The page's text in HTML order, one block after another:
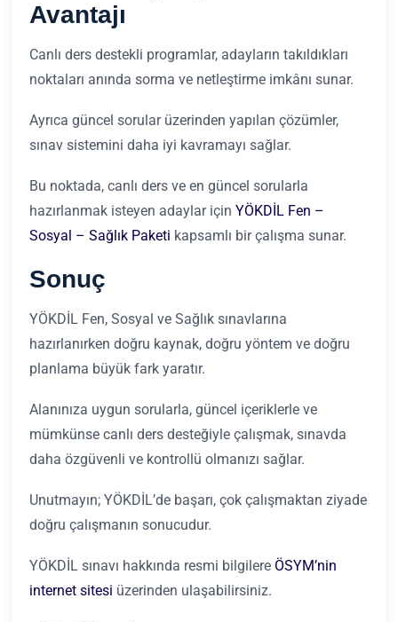
Avantajı
Canlı ders destekli programlar, adayların takıldıkları
noktaları anında sorma ve netleştirme imkânı sunar.
Ayrıca güncel sorular üzerinden yapılan çözümler,
sınav sistemini daha iyi kavramayı sağlar.
Bu noktada, canlı ders ve en güncel sorularla
hazırlanmak isteyen adaylar için YÖKDİL Fen –
Sosyal – Sağlık Paketi kapsamlı bir çalışma sunar.
Sonuç
YÖKDİL Fen, Sosyal ve Sağlık sınavlarına
hazırlanırken doğru kaynak, doğru yöntem ve doğru
planlama büyük fark yaratır.
Alanınıza uygun sorularla, güncel içeriklerle ve
mümkünse canlı ders desteğiyle çalışmak, sınavda
daha özgüvenli ve kontrollü olmanızı sağlar.
Unutmayın; YÖKDİL’de başarı, çok çalışmaktan ziyade
doğru çalışmanın sonucudur.
YÖKDİL sınavı hakkında resmi bilgilere ÖSYM’nin
internet sitesi üzerinden ulaşabilirsiniz.